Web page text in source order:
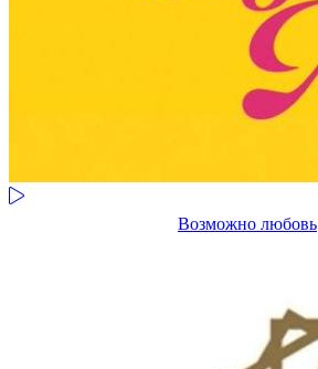
Возможно любовь